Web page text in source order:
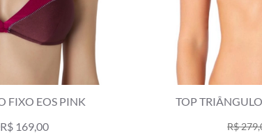
LONGO BOBBY PINK
R$ 279,00